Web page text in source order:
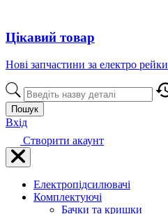
Цікавий товар
Нові запчастини за електро рейки
Пошук
Вхід
Створити акаунт
Електропідсилювачі
Комплектуючі
Бачки та кришки